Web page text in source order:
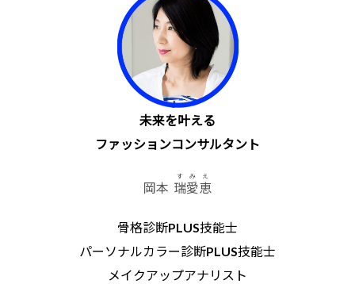
未来を叶える
ファッションコンサルタント
岡本 瑞愛恵
すみえ
骨格診断PLUS技能士
パーソナルカラー診断PLUS技能士
メイクアップアナリスト